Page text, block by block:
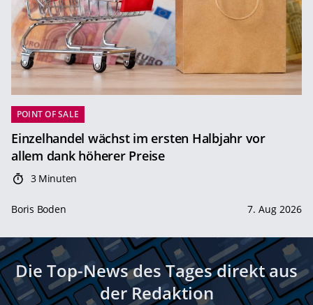
POINT OF SALE
Einzelhandel wächst im ersten Halbjahr vor
allem dank höherer Preise
3 Minuten
Boris Boden 7. Aug 2026
Die Top-News des Tages direkt aus
der Redaktion